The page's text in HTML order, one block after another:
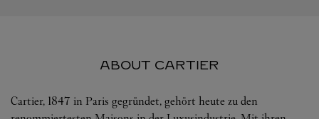
ABOUT CARTIER
Cartier, 1847 in Paris gegründet, gehört heute zu den